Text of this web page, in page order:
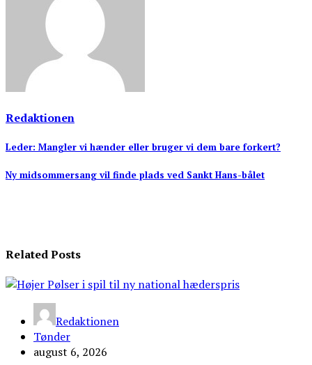
Redaktionen
Indlægsnavigation
Leder: Mangler vi hænder eller bruger vi dem bare forkert?
Ny midsommersang vil finde plads ved Sankt Hans-bålet
Related Posts
Redaktionen
Tønder
august 6, 2026